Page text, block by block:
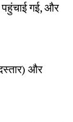
पहुंचाई गई, और
और